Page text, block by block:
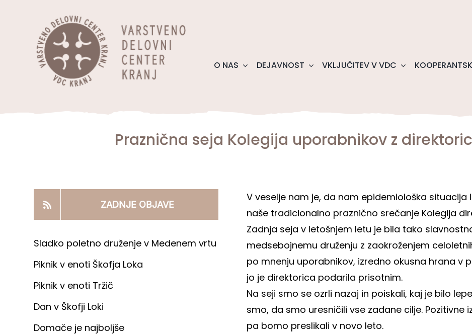
O NAS DEJAVNOST VKLJUČITEV V VDC
Praznična seja Kolegija uporabnikov z
ZADNJE OBJAVE
Sladko poletno druženje v Medenem vrtu
Piknik v enoti Škofja Loka
Piknik v enoti Tržič
Dan v Škofji Loki
Domače je najboljše
V veselje nam je, da nam epidemiološka
naše tradicionalno praznično srečanje Kolegija
Zadnja seja v letošnjem letu je bila tako
medsebojnemu druženju z zaokroženjem
po mnenju uporabnikov, izredno okusna hrana v
jo je direktorica podarila prisotnim.
Na seji smo se ozrli nazaj in poiskali, kaj je bilo
smo, da smo uresničili vse zadane cilje. Pozitivne
pa bomo preslikali v novo leto.